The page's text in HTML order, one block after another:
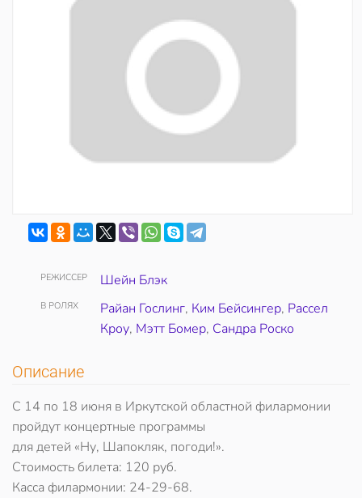
РЕЖИССЕР Шейн Блэк
В РОЛЯХ Райан Гослинг, Ким Бейсингер, Рассел
Кроу, Мэтт Бомер, Сандра Роско
Описание
С 14 по 18 июня в Иркутской областной филармонии
пройдут концертные программы
для детей «Ну, Шапокляк, погоди!».
Стоимость билета: 120 руб.
Касса филармонии: 24-29-68.